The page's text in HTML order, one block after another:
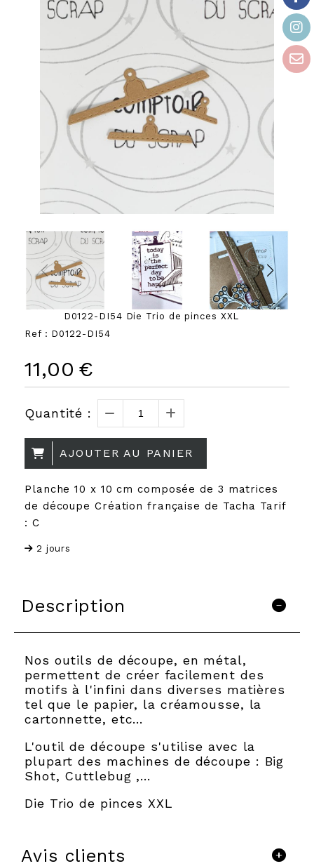
D0122-DI54 Die Trio de pinces XXL
Ref : D0122-DI54
11,00 €
Quantité :
AJOUTER AU PANIER
Planche 10 x 10 cm composée de 3 matrices
de découpe Création française de Tacha Tarif
: C
2 jours
Description
Nos outils de découpe, en métal,
permettent de créer facilement des
motifs à l'infini dans diverses matières
tel que le papier, la créamousse, la
cartonnette, etc…
L'outil de découpe s'utilise avec la
plupart des machines de découpe : Big
Shot, Cuttlebug ,...
Die Trio de pinces XXL
Avis clients